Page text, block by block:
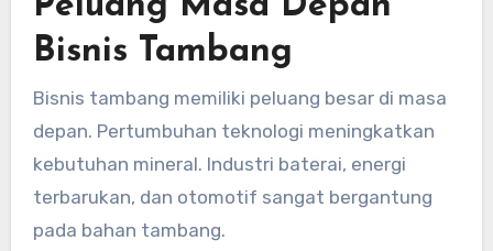
Bisnis Tambang
Bisnis tambang memiliki peluang besar di masa
depan. Pertumbuhan teknologi meningkatkan
kebutuhan mineral. Industri baterai, energi
terbarukan, dan otomotif sangat bergantung
pada bahan tambang.